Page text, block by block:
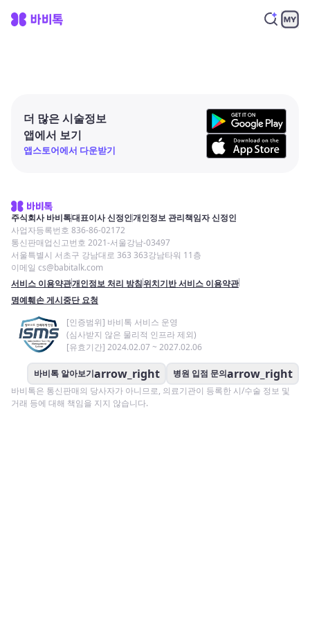
더 많은 시술정보
앱에서 보기
앱스토어에서 다운받기
주식회사 바비톡대표이사 신정인개인정보 관리책임자 신정인
사업자등록번호 836-86-02172
통신판매업신고번호 2021-서울강남-03497
서울특별시 서초구 강남대로 363 363강남타워 11층
이메일 cs@babitalk.com
서비스 이용약관개인정보 처리 방침위치기반 서비스 이용약관
명예훼손 게시중단 요청
[인증범위] 바비톡 서비스 운영
(심사받지 않은 물리적 인프라 제외)
[유효기간] 2024.02.07 ~ 2027.02.06
바비톡 알아보기arrow_right 병원 입점 문의arrow_right
바비톡은 통신판매의 당사자가 아니므로, 의료기관이 등록한 시/수술 정보 및
거래 등에 대해 책임을 지지 않습니다.